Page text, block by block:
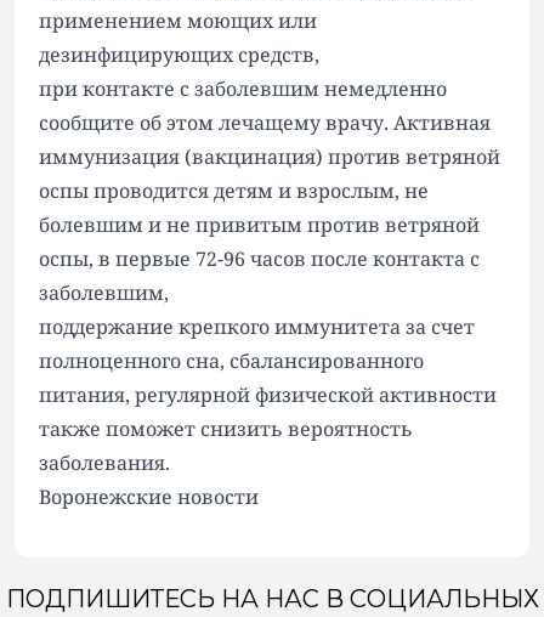
применением моющих или
дезинфицирующих средств,
при контакте с заболевшим немедленно
сообщите об этом лечащему врачу. Активная
иммунизация (вакцинация) против ветряной
оспы проводится детям и взрослым, не
болевшим и не привитым против ветряной
оспы, в первые 72-96 часов после контакта с
заболевшим,
поддержание крепкого иммунитета за счет
полноценного сна, сбалансированного
питания, регулярной физической активности
также поможет снизить вероятность
заболевания.
Воронежские новости
ПОДПИШИТЕСЬ НА НАС В СОЦИАЛЬНЫХ